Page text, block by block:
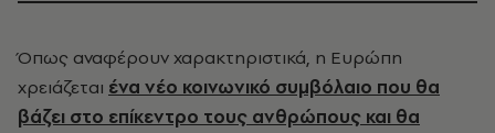
Όπως αναφέρουν χαρακτηριστικά, η Ευρώπη
χρειάζεται ένα νέο κοινωνικό συμβόλαιο που θα
βάζει στο επίκεντρο τους ανθρώπους και θα